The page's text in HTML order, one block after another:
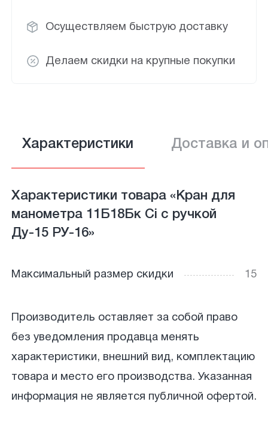
Осуществляем быструю доставку
Делаем скидки на крупные покупки
Характеристики Доставка и
Характеристики товара «Кран для
манометра 11Б18Бк Ci с ручкой
Ду-15 РУ-16»
Максимальный размер скидки 15
Производитель оставляет за собой право
без уведомления продавца менять
характеристики, внешний вид, комплектацию
товара и место его производства. Указанная
информация не является публичной офертой.